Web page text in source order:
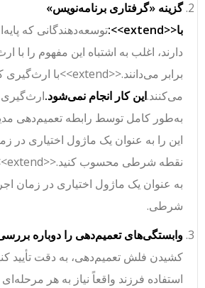
گزینه «گرفتاری برنامه‌نویس»
<<extend>>
:توسعه‌دهندگانی که
دارند، اغلب به اشتباه این مفهوم را با
برابر می‌دانند.<<extend>>
با ارث‌گیری
می‌کنند.این کار انجام نمی‌شود.ارث‌گیری
به‌طور کامل توسط رابطه تعمیم‌دهی
این را به عنوان یک ماژول اختیاری در
نقطه شرطی محسوب کنید.<<extend>>
به عنوان یک ماژول اختیاری در زمان
شرطی.
وابستگی‌های تعمیم‌دهی را دوباره بررسی
کشیدن فلش تعمیم‌دهی، به دقت تأیید
استفاده فرزند واقعاً نیاز به هر مرحله‌ای